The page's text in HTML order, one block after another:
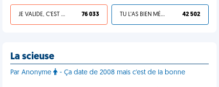
JE VALIDE, C'EST UNE VDM 76 033 TU L'AS BIEN MÉRITÉ 42 502
La scieuse
Par Anonyme - Ça date de 2008 mais c'est de la bonne